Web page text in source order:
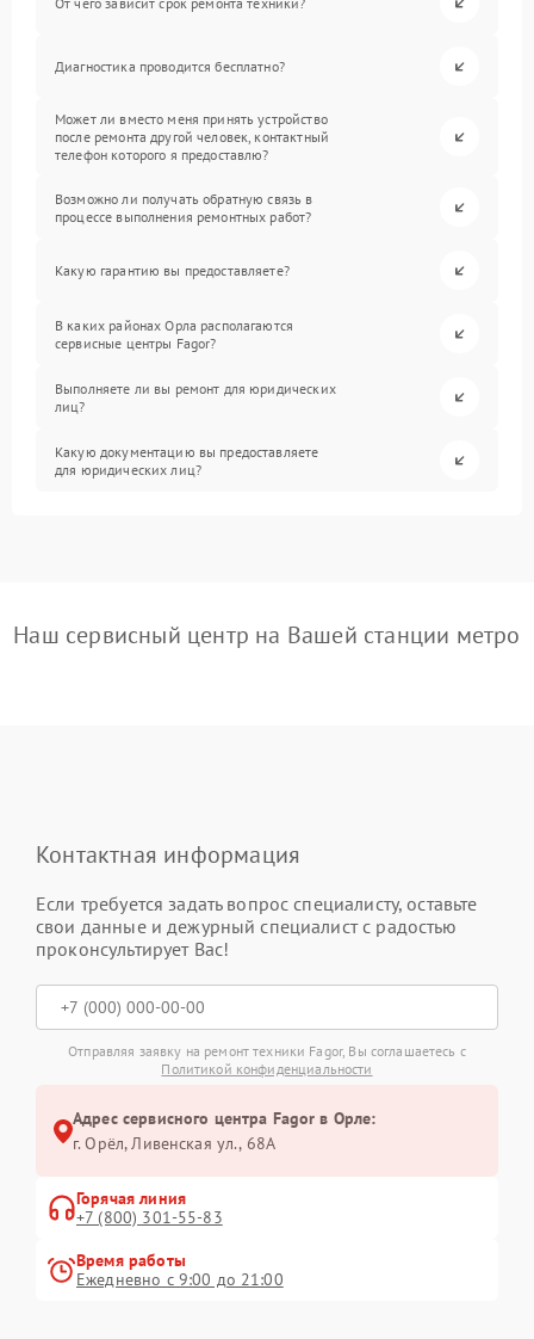
Диагностика проводится бесплатно?
Может ли вместо меня принять устройство
после ремонта другой человек, контактный
телефон которого я предоставлю?
Возможно ли получать обратную связь в
процессе выполнения ремонтных работ?
Какую гарантию вы предоставляете?
В каких районах Орла располагаются
сервисные центры Fagor?
Выполняете ли вы ремонт для юридических
лиц?
Какую документацию вы предоставляете
для юридических лиц?
Наш сервисный центр на Вашей станции метро
Контактная информация
Если требуется задать вопрос специалисту, оставьте
свои данные и дежурный специалист с радостью
проконсультирует Вас!
Отправляя заявку на ремонт техники Fagor, Вы соглашаетесь с
Политикой конфиденциальности
Адрес сервисного центра Fagor в Орле:
г. Орёл, Ливенская ул., 68А
Горячая линия
+7 (800) 301-55-83
Время работы
Ежедневно с 9:00 до 21:00